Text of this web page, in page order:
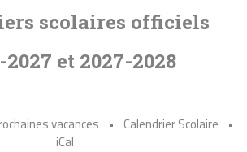
scolaires officiels
2027 et 2027-2028
vacances • Calendrier Scolaire
•
iCal